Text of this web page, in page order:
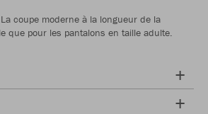
coupe moderne à la longueur de la
que pour les pantalons en taille adulte.